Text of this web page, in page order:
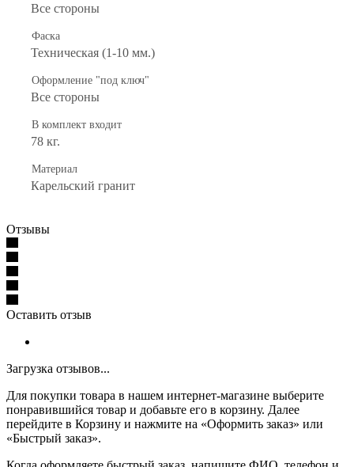
Все стороны
Фаска
Техническая (1-10 мм.)
Оформление "под ключ"
Все стороны
В комплект входит
78 кг.
Материал
Карельский гранит
Отзывы
Оставить отзыв
Загрузка отзывов...
Для покупки товара в нашем интернет-магазине выберите
понравившийся товар и добавьте его в корзину. Далее
перейдите в Корзину и нажмите на «Оформить заказ» или
«Быстрый заказ».